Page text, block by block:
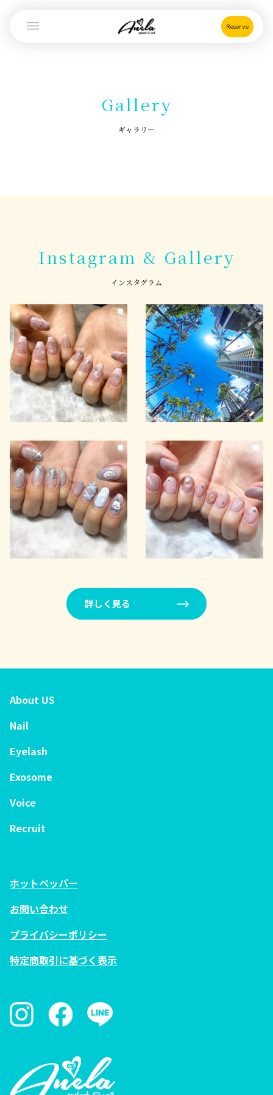
Reserve
Gallery
ギャラリー
Instagram & Gallery
インスタグラム
詳しく見る
About US
Nail
Eyelash
Exosome
Voice
Recruit
ホットペッパー
お問い合わせ
プライバシーポリシー
特定商取引に基づく表示